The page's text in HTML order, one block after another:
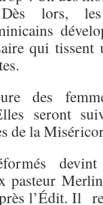
lors, les
qui tissent
des
seront
de la
l’Édit. Il